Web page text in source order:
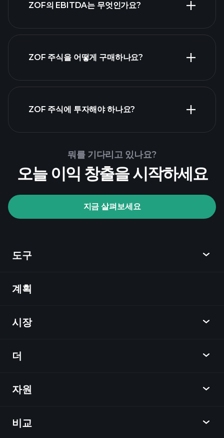
목록
ZOF의 EBITDA는 무엇인가요?
ZOF 재무 제
ZOF 주식을 어떻게 구매하나요?
Playtrade Tournaments
추천된 중개인
ZOF 주식에 투자해야 하나요?
Playtrade Tournaments
포트폴리오
뭐를 기다리고 있나요?
오늘 이익 창출을 시작하세요
지금 살펴보세요
도구
발견
차트
뉴스
학습 허브
메신저
계획
시장
개요
외환
지수
더
제휴사가 되다
회사
자원
도움말 센터
비교